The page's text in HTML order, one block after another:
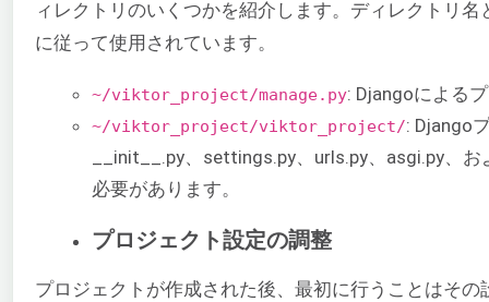
ィレクトリのいくつかを紹介します。ディレクトリ
に従って使用されています。
~/viktor_project/manage.py: Djangoによる
~/viktor_project/viktor_project/: Django
__init__.py、settings.py、urls.py、asgi.py、
必要があります。
プロジェクト設定の調整
プロジェクトが作成された後、最初に行うことはそ